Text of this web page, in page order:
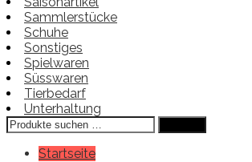
Sammlerstücke
Schuhe
Sonstiges
Spielwaren
Süsswaren
Tierbedarf
Unterhaltung
Suchen
nach:
Startseite